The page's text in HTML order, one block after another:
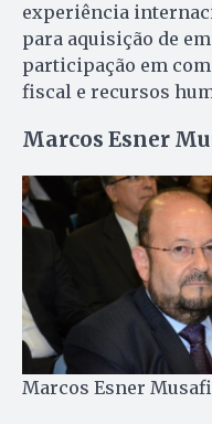
experiência
para aquisição de
participação em
fiscal e recursos
Marcos Esner
Marcos Esner